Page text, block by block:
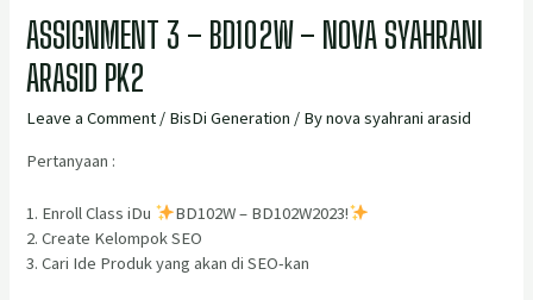
ASSIGNMENT 3 – BD102W – NOVA SYAHRANI
ARASID PK2
Leave a Comment / BisDi Generation / Bynova syahrani arasid
Pertanyaan :
1. Enroll Class iDu
BD102W – BD102W2023!
2. Create Kelompok SEO
3. Cari Ide Produk yang akan di SEO-kan